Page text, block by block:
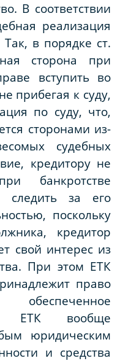
В соответствии
реализация
в порядке ст.
сторона при
вступить во
прибегая к суду,
по суду, что,
сторонами из-
судебных
кредитору не
банкротстве
следить за его
поскольку
кредитор
свой интерес из
При этом ЕТК
право
ЕТК вообще
юридическим
и средства